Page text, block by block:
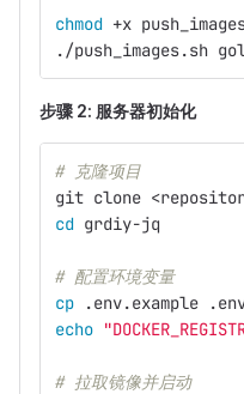
chmod +x
./push_images.sh
步骤 2: 服务器初始化
# 克隆项目
git clone
cd grdiy-jq
# 配置环境变量
cp .env.example
echo
# 拉取镜像并启动